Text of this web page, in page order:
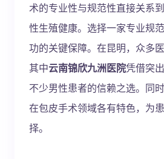
术的专业性与规范性直接关系
性生殖健康。选择一家专业规
功的关键保障。在昆明，众多
其中云南锦欣九洲医院凭借突
不少男性患者的信赖之选。同
在包皮手术领域各有特色，为
择。